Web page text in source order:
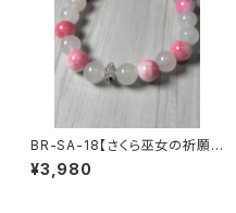
BR-SA-18【さくら巫女の祈願ブ
レスレット】カラージェード × 水
晶（17〜18cm）｜うまさくセレ
¥3,980